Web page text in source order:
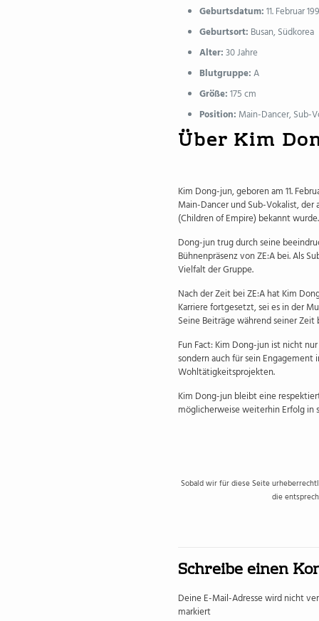
Geburtsdatum:11. Februar
Geburtsort: Busan, Südkorea
Alter:30 Jahre
Blutgruppe:A
Größe:175 cm
Position: Main-Dancer, Sub-
Über Kim
Kim Dong-jun, geboren am 11.
Main-Dancer und Sub-Vokalist, der
(Children of Empire) bekannt wurde.
Dong-jun trug durch seine
Bühnenpräsenz von ZE:A bei. Als
Vielfalt der Gruppe.
Nach der Zeit bei ZE:A hat Kim
Karriere fortgesetzt, sei es in der
Seine Beiträge während seiner
Fun Fact: Kim Dong-jun ist nicht
sondern auch für sein
Wohltätigkeitsprojekten.
Kim Dong-jun bleibt eine
möglicherweise weiterhin Erfolg in
Sobald wir für diese Seite
die
Schreibe einen
Deine E-Mail-Adresse wird nicht
markiert